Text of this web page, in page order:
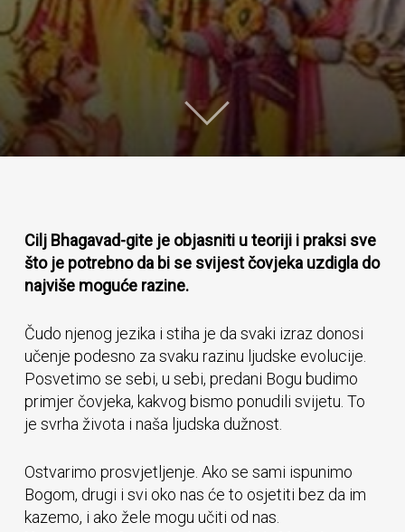
Cilj Bhagavad-gite je objasniti u teoriji i praksi sve
što je potrebno da bi se svijest čovjeka uzdigla do
najviše moguće razine.
Čudo njenog jezika i stiha je da svaki izraz donosi
učenje podesno za svaku razinu ljudske evolucije.
Posvetimo se sebi, u sebi, predani Bogu budimo
primjer čovjeka, kakvog bismo ponudili svijetu. To
je svrha života i naša ljudska dužnost.
Ostvarimo prosvjetljenje. Ako se sami ispunimo
Bogom, drugi i svi oko nas će to osjetiti bez da im
kazemo, i ako žele mogu učiti od nas.